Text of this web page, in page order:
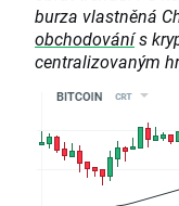
burza vlastněná
obchodovánís
centralizovaným